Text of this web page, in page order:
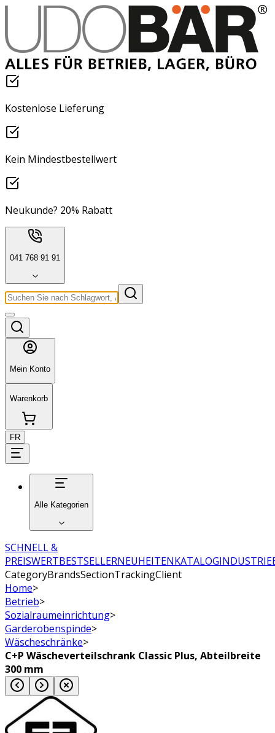
Kostenlose Lieferung
Kein Mindestbestellwert
Neukunde? 20% Rabatt
041 768 91 91
Mein Konto
Warenkorb
FR
Alle Kategorien
SCHNELL &
PREISWERTBESTSELLERNEUHEITENKATALOG
CategoryBrandsSectionTrackingClient
Home>
Betrieb>
Sozialraumeinrichtung>
Garderobenspinde>
Wäscheschränke>
C+P Wäscheverteilschrank Classic Plus, Abteilbreite
300 mm